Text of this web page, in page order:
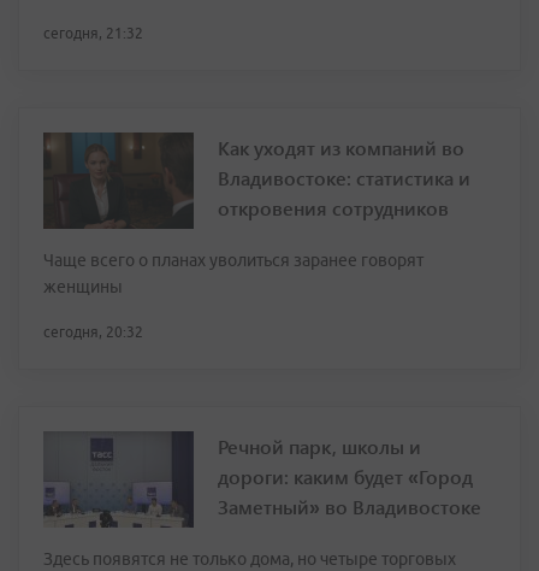
сегодня, 21:32
Как уходят из компаний во
Владивостоке: статистика и
откровения сотрудников
Чаще всего о планах уволиться заранее говорят
женщины
сегодня, 20:32
Речной парк, школы и
дороги: каким будет «Город
Заметный» во Владивостоке
Здесь появятся не только дома, но четыре торговых